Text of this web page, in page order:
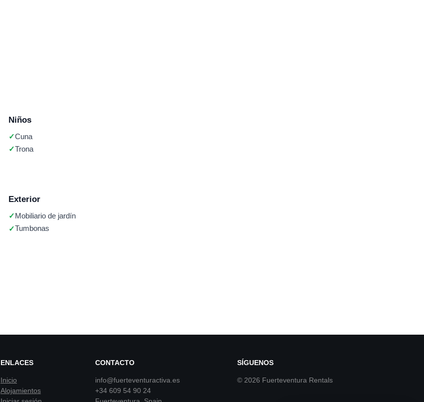
Niños
Cuna
Trona
Exterior
Mobiliario de jardín
Tumbonas
ENLACES
Inicio
Alojamientos
CONTACTO
info@fuerteventuractiva.es
+34 609 54 90 24
SÍGUENOS
© 2026 Fuerteventura Rentals